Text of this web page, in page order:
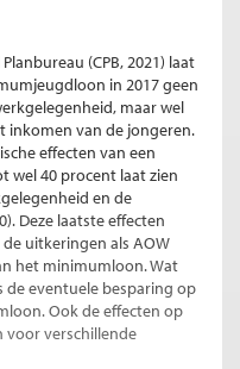
(CPB, 2021) laat
in 2017 geen
maar wel
inkomen van de jongeren.
effecten van een
40 procent laat zien
en de
Deze laatste effecten
uitkeringen als AOW
het minimumloon. Wat
de eventuele besparing op
Ook de effecten op
voor verschillende